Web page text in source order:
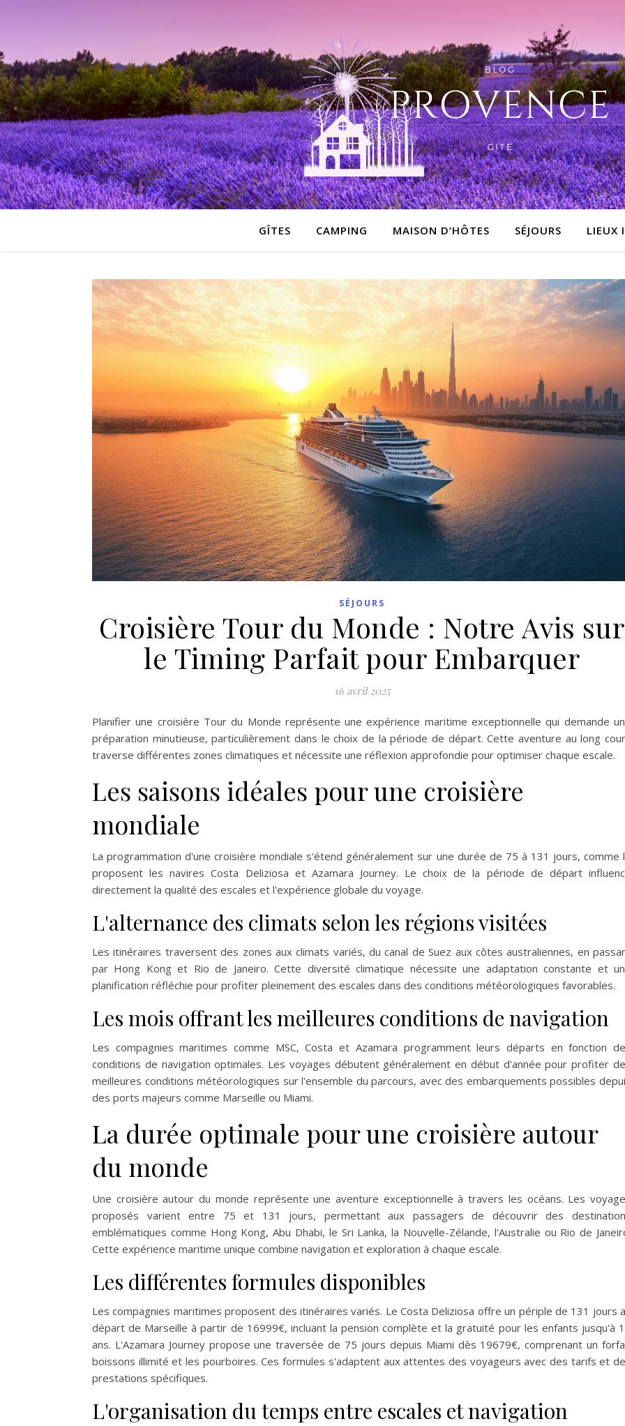
GÎTES CAMPING MAISON D’HÔTES SÉJOURS LIEUX
SÉJOURS
Croisière Tour du Monde : Notre Avis sur
le Timing Parfait pour Embarquer
16 avril 2025
Planifier une croisière Tour du Monde représente une expérience maritime exceptionnelle qui demande
préparation minutieuse, particulièrement dans le choix de la période de départ. Cette aventure au long
traverse différentes zones climatiques et nécessite une réflexion approfondie pour optimiser chaque escale.
Les saisons idéales pour une croisière
mondiale
La programmation d'une croisière mondiale s'étend généralement sur une durée de 75 à 131 jours, comme
proposent les navires Costa Deliziosa et Azamara Journey. Le choix de la période de départ
directement la qualité des escales et l'expérience globale du voyage.
L'alternance des climats selon les régions visitées
Les itinéraires traversent des zones aux climats variés, du canal de Suez aux côtes australiennes, en
par Hong Kong et Rio de Janeiro. Cette diversité climatique nécessite une adaptation constante et
planification réfléchie pour profiter pleinement des escales dans des conditions météorologiques favorables.
Les mois offrant les meilleures conditions de navigation
Les compagnies maritimes comme MSC, Costa et Azamara programment leurs départs en fonction
conditions de navigation optimales. Les voyages débutent généralement en début d'année pour profiter
meilleures conditions météorologiques sur l'ensemble du parcours, avec des embarquements possibles
des ports majeurs comme Marseille ou Miami.
La durée optimale pour une croisière autour
du monde
Une croisière autour du monde représente une aventure exceptionnelle à travers les océans. Les
proposés varient entre 75 et 131 jours, permettant aux passagers de découvrir des
emblématiques comme Hong Kong, Abu Dhabi, le Sri Lanka, la Nouvelle-Zélande, l'Australie ou Rio de
Cette expérience maritime unique combine navigation et exploration à chaque escale.
Les différentes formules disponibles
Les compagnies maritimes proposent des itinéraires variés. Le Costa Deliziosa offre un périple de 131 jours
départ de Marseille à partir de 16999€, incluant la pension complète et la gratuité pour les enfants jusqu'à
ans. L'Azamara Journey propose une traversée de 75 jours depuis Miami dès 19679€, comprenant un
boissons illimité et les pourboires. Ces formules s'adaptent aux attentes des voyageurs avec des tarifs et
prestations spécifiques.
L'organisation du temps entre escales et navigation